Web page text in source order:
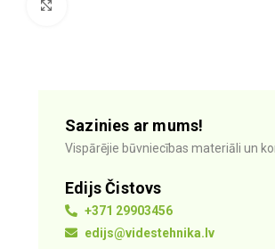
Sazinies ar mums!
Vispārējie būvniecības materiāli un
Edijs Čistovs
+371 29903456
edijs@videstehnika.lv